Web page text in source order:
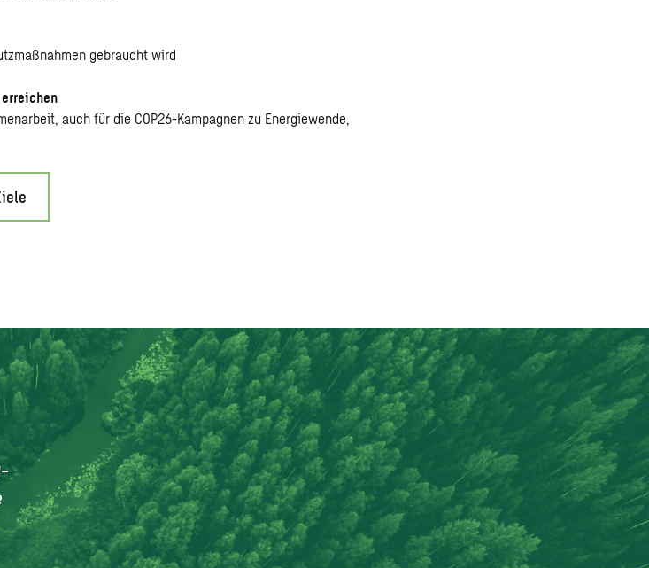
gebraucht wird
auch für die COP26-Kampagnen zu Energiewende,